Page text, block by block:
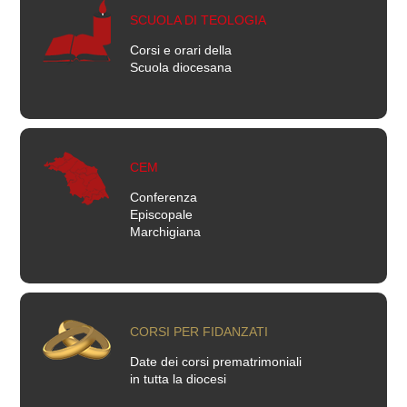
SCUOLA DI TEOLOGIA
Corsi e orari della
Scuola diocesana
CEM
Conferenza
Episcopale
Marchigiana
CORSI PER FIDANZATI
Date dei corsi prematrimoniali
in tutta la diocesi